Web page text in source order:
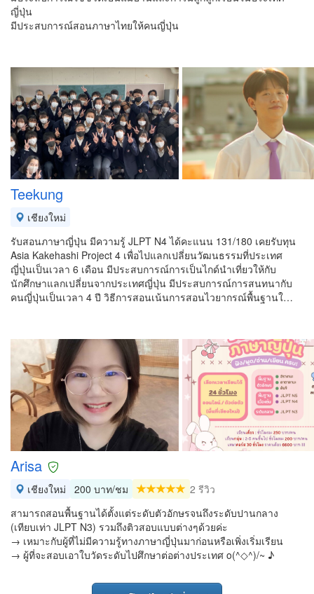
ญี่ปุ่น
มีประสบการณ์สอนภาษาไทยให้คนญี่ปุ่น
Teekung
เชียงใหม่
รับสอนภาษาญี่ปุ่น มีความรู้ JLPT N4 ได้คะแนน 131/180 เคยรับทุน
Asia Kakehashi Project 4 เพื่อไปแลกเปลี่ยนวัฒนธรรมที่ประเทศ
ญี่ปุ่นเป็นเวลา 6 เดือน มีประสบการณ์การเป็นไกด์นำเที่ยวให้กับ
นักศึกษาแลกเปลี่ยนจากประเทศญี่ปุ่น มีประสบการณ์การสนทนากับ
คนญี่ปุ่นเป็นเวลา 4 ปี วิธีการสอนเน้นการสอนไวยากรณ์พื้นฐานใ…
Arisa
เชียงใหม่ 200 บาท/ชม
2 รีวิว
สามารถสอนพื้นฐานได้ตั้งแต่ระดับตัวอักษรจนถึงระดับปานกลาง
(เทียบเท่า JLPT N3) รวมถึงติวสอบแบบต่างๆด้วยค่ะ
→ เหมาะกับผู้ที่ไม่มีความรู้ทางภาษาญี่ปุ่นมาก่อนหรือเพิ่งเริ่มเรียน
→ ผู้ที่จะสอบเอาใบวัดระดับไปศึกษาต่อต่างประเทศ o(^◇^)/~ ♪